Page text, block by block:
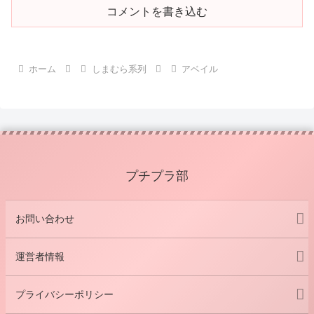
コメントを書き込む
ホーム しまむら系列 アベイル
プチプラ部
お問い合わせ
運営者情報
プライバシーポリシー